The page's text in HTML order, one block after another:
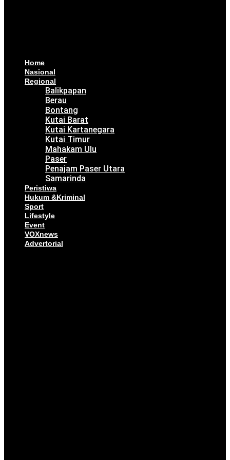
Home
Nasional
Regional
Balikpapan
Berau
Bontang
Kutai Barat
Kutai Kartanegara
Kutai Timur
Mahakam Ulu
Paser
Penajam Paser Utara
Samarinda
Peristiwa
Hukum &Kriminal
Sport
Lifestyle
Event
VOXnews
Advertorial